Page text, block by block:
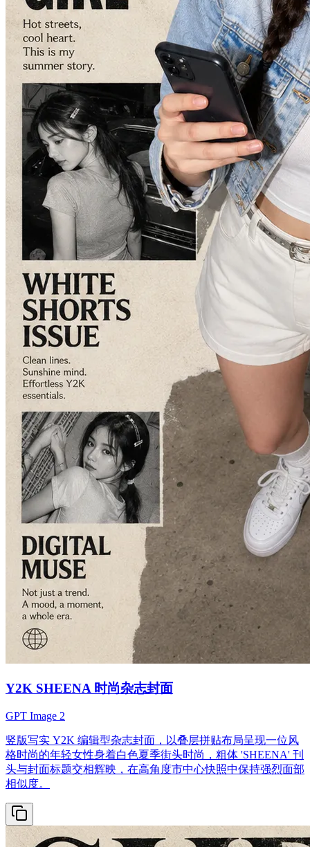
Y2K SHEENA 时尚杂志封面
GPT Image 2
竖版写实 Y2K 编辑型杂志封面，以叠层拼贴布局呈现一位风
格时尚的年轻女性身着白色夏季街头时尚，粗体 'SHEENA' 刊
头与封面标题交相辉映，在高角度市中心快照中保持强烈面部
相似度。